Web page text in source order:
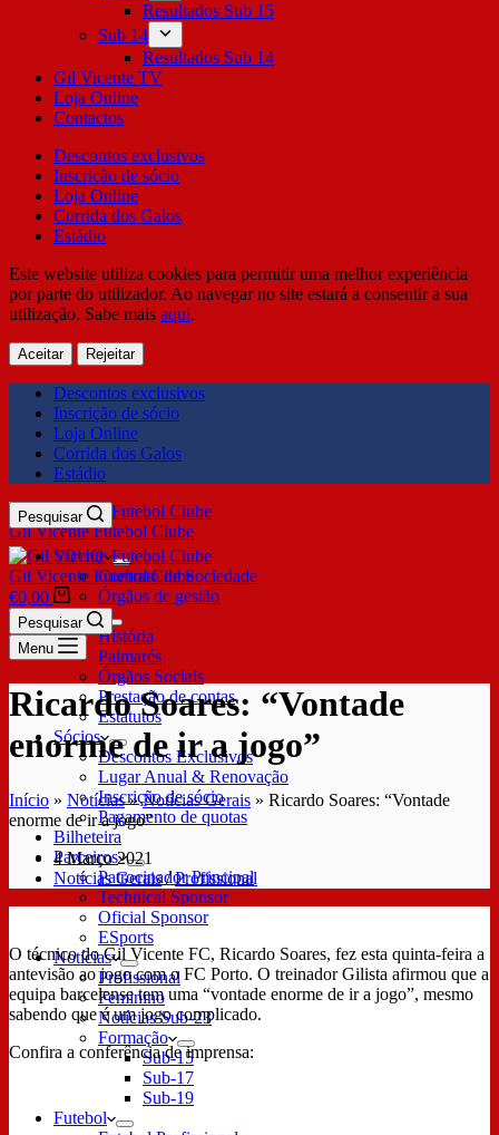
Resultados Sub 15
Sub 14
Resultados Sub 14
Gil Vicente TV
Loja Online
Contactos
Descontos exclusivos
Inscrição de sócio
Loja Online
Corrida dos Galos
Estádio
Este website utiliza cookies para permitir uma melhor experiência
por parte do utilizador. Ao navegar no site estará a consentir a sua
utilização. Sabe mais aqui.
Aceitar Rejeitar
Descontos exclusivos
Inscrição de sócio
Loja Online
Corrida dos Galos
Estádio
Gil Vicente Futebol Clube
Pesquisar
SDUQ
Contrato de Sociedade
Órgãos de gestão
Clube
História
Palmarés
Órgãos Sociais
Prestação de contas
Estatutos
Sócios
Descontos Exclusivos
Lugar Anual & Renovação
Inscrição de sócio
Pagamento de quotas
Bilheteira
Parceiros
Patrocinador Principal
Technical Sponsor
Oficial Sponsor
ESports
Notícias
Profissional
Feminino
Notícias Sub-23
Formação
Sub-15
Sub-17
Sub-19
Futebol
Gil Vicente Futebol Clube
€0,00
Pesquisar
Menu
Ricardo Soares: “Vontade
enorme de ir a jogo”
Início » Notícias»Notícias Gerais » Ricardo Soares: “Vontade
enorme de ir a jogo”
4 Março 2021
Notícias Gerais/Profissional
O técnico do Gil Vicente FC, Ricardo Soares, fez esta quinta-feira a
antevisão ao jogo com o FC Porto. O treinador Gilista afirmou que a
equipa barcelense tem uma “vontade enorme de ir a jogo”, mesmo
sabendo que é um jogo complicado.
Confira a conferência de imprensa: